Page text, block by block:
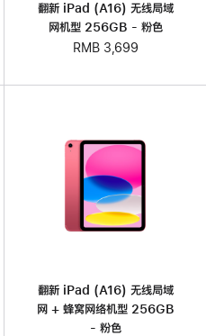
翻新 iPad (A16) 无线局域
网机型 256GB - 粉色
RMB 3,699
翻新 iPad (A16) 无线局域
网 + 蜂窝网络机型 256GB
- 粉色